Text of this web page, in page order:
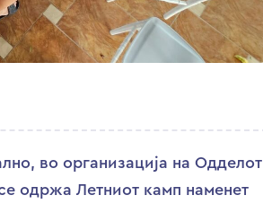
во организација на Одделот
одржа Летниот камп наменет